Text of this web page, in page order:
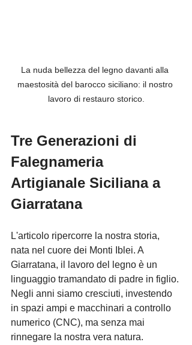
La nuda bellezza del legno davanti alla
maestosità del barocco siciliano: il nostro
lavoro di restauro storico.
Tre Generazioni di
Falegnameria
Artigianale Siciliana a
Giarratana
L'articolo ripercorre la nostra storia,
nata nel cuore dei Monti Iblei. A
Giarratana, il lavoro del legno è un
linguaggio tramandato di padre in figlio.
Negli anni siamo cresciuti, investendo
in spazi ampi e macchinari a controllo
numerico (CNC), ma senza mai
rinnegare la nostra vera natura.